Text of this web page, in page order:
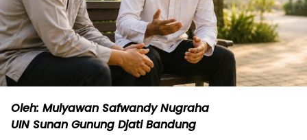
Oleh: Mulyawan Safwandy Nugraha
UIN Sunan Gunung Djati Bandung